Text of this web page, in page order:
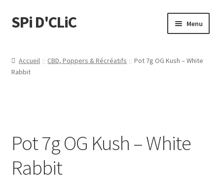
SPi D'CLiC Menu
Filtres
Menthol
Briquets
Accueil CBD, Poppers & Récréatifs
Pot 7g OG Kush – White
Rabbit
Pot 7g OG Kush – White
Rabbit